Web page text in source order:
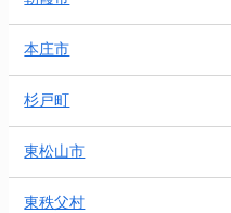
本庄市
杉戸町
東松山市
東秩父村